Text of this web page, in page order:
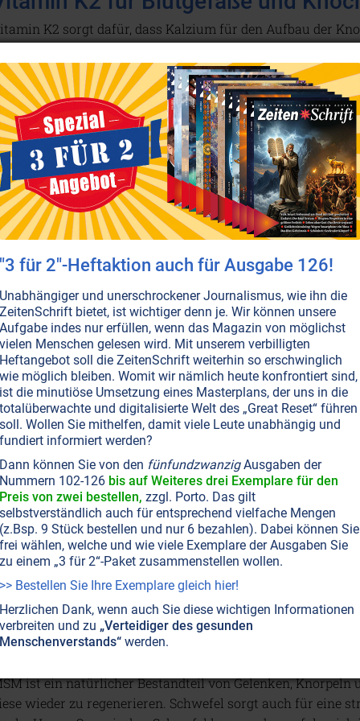
K2 sorgt dafür, dass Kalzium für den Aufbau der
nicht einfach in den Arterien ablagert. Dadurch können
werden. K2 ist zudem ein wichtiger Partner von Vitamin D
Umständen bei der D3-Supplementierung außen vor
Sango Kalzium für starke Knochen
Kalzium ist der mengenmäßig häufigste Mineralstoff in
im Körper vorkommenden Kalziums wird in Knochen und
Stabilität und Festigkeit verleiht. Ein Mangel kann
anderem Knochenschwund, Verdauungsbeschwerden und
Weiterlesen...
Flexibilität und Stärke für die
Knochen begleiten uns ein Leben lang und erfüllen weit
speichern Mineralstoffe, schützen Organe und reagieren
Ernährung und Stoffwechselprozesse. Moderne Forschung
das Zusammenspiel bestimmter Mikronährstoffe ist.
Organischer Schwefel für Gelenke
ist ein natürlicher Bestandteil von Gelenken, Knorpeln
wieder zu regenerieren. Schwefel sorgt auch für eine
"3 für 2"-Heftaktion auch für Ausgabe 126!
Unabhängiger und unerschrockener Journalismus, wie ihn die
ZeitenSchrift bietet, ist wichtiger denn je. Wir können unsere
Aufgabe indes nur erfüllen, wenn das Magazin von möglichst
vielen Menschen gelesen wird. Mit unserem verbilligten
Heftangebot soll die ZeitenSchrift weiterhin so erschwinglich
wie möglich bleiben. Womit wir nämlich heute konfrontiert sind,
ist die minutiöse Umsetzung eines Masterplans, der uns in die
totalüberwachte und digitalisierte Welt des „Great Reset“ führen
soll. Wollen Sie mithelfen, damit viele Leute unabhängig und
fundiert informiert werden?
Dann können Sie von den fünfundzwanzigAusgaben der
Nummern 102-126 bis auf Weiteres drei Exemplare für den
Preis von zwei bestellen, zzgl. Porto. Das gilt
selbstverständlich auch für entsprechend vielfache Mengen
(z.Bsp. 9 Stück bestellen und nur 6 bezahlen). Dabei können Sie
frei wählen, welche und wie viele Exemplare der Ausgaben Sie
zu einem „3 für 2“-Paket zusammenstellen wollen.
>> Bestellen Sie Ihre Exemplare gleich hier!
Herzlichen Dank, wenn auch Sie diese wichtigen Informationen
verbreiten und zu „Verteidiger des gesunden
Menschenverstands“werden.